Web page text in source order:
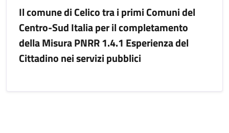
Il comune di Celico tra i primi Comuni del
Centro-Sud Italia per il completamento
della Misura PNRR 1.4.1 Esperienza del
Cittadino nei servizi pubblici